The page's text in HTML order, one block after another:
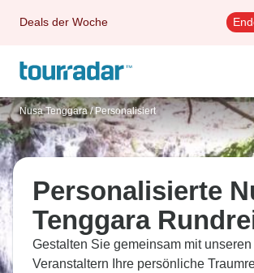
Deals der Woche
Nusa Tenggara / Personalisiert
Personalisierte
Tenggara
Gestalten Sie gemeinsam mit
Veranstaltern Ihre persönliche